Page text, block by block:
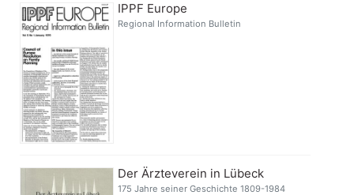
IPPF Europe
Regional Information Bulletin
Der Ärzteverein in Lübeck
175 Jahre seiner Geschichte 1809-1984